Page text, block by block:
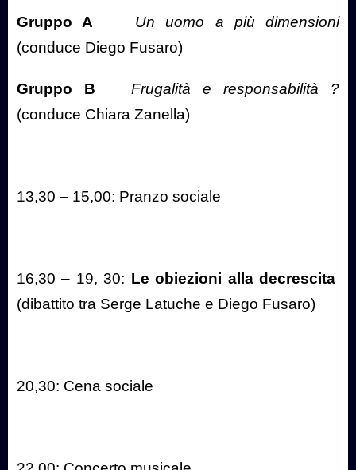
Gruppo A
Un uomo a più dimensioni
(conduce Diego Fusaro)
Gruppo B
Frugalità e responsabilità ?
(conduce Chiara Zanella)
13,30 – 15,00: Pranzo sociale
16,30 – 19, 30: Le obiezioni alla decrescita
(dibattito tra Serge Latuche e Diego Fusaro)
20,30: Cena sociale